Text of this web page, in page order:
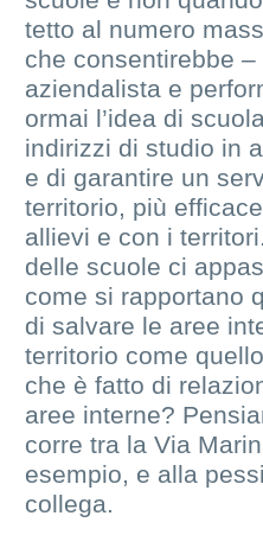
tetto al numero
che consentirebbe
aziendalista e
ormai l’idea di
indirizzi di studio in
e di garantire un
territorio, più
allievi e con i
delle scuole ci
come si rapportano
di salvare le aree
territorio come
che è fatto di
aree interne?
corre tra la Via
esempio, e alla
collega.